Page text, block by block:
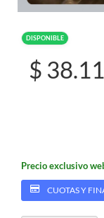
DISPONIBLE
$
Precio exclusivo
CUOTAS Y